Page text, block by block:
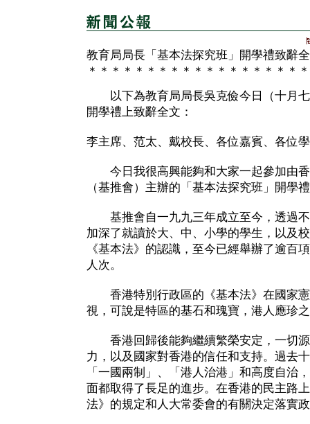
教育局局長「基本法探究班」開學禮致辭
＊＊＊＊＊＊＊＊＊＊＊＊＊＊＊＊＊＊
以下為教育局局長吳克儉今日（十月七
開學禮上致辭全文：
李主席、范太、戴校長、各位嘉賓、各位
今日我很高興能夠和大家一起參加由香
（基推會）主辦的「基本法探究班」開學
基推會自一九九三年成立至今，透過不
加深了就讀於大、中、小學的學生，以及
《基本法》的認識，至今已經舉辦了逾百
人次。
香港特別行政區的《基本法》在國家憲
視，可說是特區的基石和瑰寶，港人應珍
香港回歸後能夠繼續繁榮安定，一切源
力，以及國家對香港的信任和支持。過去
「一國兩制」、「港人治港」和高度自治
面都取得了長足的進步。在香港的民主路
法》的規定和人大常委會的有關決定落實